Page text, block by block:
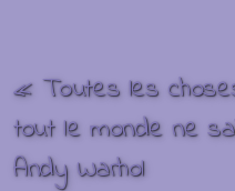
« Toutes les
tout le monde ne
Andy Warhol